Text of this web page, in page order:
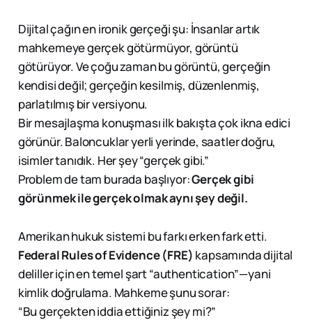
Dijital çağın en ironik gerçeği şu: İnsanlar artık
mahkemeye gerçek götürmüyor, görüntü
götürüyor. Ve çoğu zaman bu görüntü, gerçeğin
kendisi değil; gerçeğin kesilmiş, düzenlenmiş,
parlatılmış bir versiyonu.
Bir mesajlaşma konuşması ilk bakışta çok ikna edici
görünür. Baloncuklar yerli yerinde, saatler doğru,
isimler tanıdık. Her şey “gerçek gibi.”
Problem de tam burada başlıyor:Gerçek gibi
görünmek ile gerçek olmak aynı şey değil.
Amerikan hukuk sistemi bu farkı erken fark etti.
Federal Rules of Evidence (FRE) kapsamında dijital
deliller için en temel şart “authentication”—yani
kimlik doğrulama. Mahkeme şunu sorar:
“Bu gerçekten iddia ettiğiniz şey mi?”